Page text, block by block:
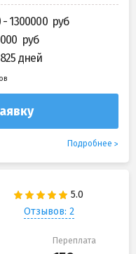
- 1300000
дней
Подробнее
Отзывов: 2
Переплата